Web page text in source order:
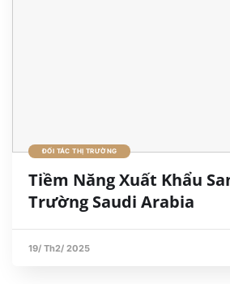
ĐỐI TÁC THỊ TRƯỜNG
Tiềm Năng Xuất Khẩu
Trường Saudi Arabia
19/ Th2/ 2025